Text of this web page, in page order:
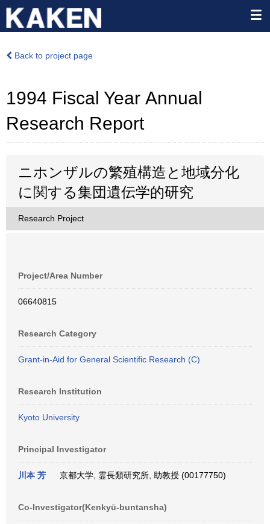
Back to project page
1994 Fiscal Year Annual
Research Report
ニホンザルの繁殖構造と地域分化
に関する集団遺伝学的研究
Research Project
Project/Area Number
06640815
Research Category
Grant-in-Aid for General Scientific Research (C)
Research Institution
Kyoto University
Principal Investigator
川本 芳 京都大学, 霊長類研究所, 助教授 (00177750)
Co-Investigator(Kenkyū-buntansha)